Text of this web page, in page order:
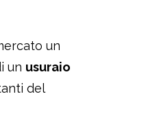
un
un usuraio
del